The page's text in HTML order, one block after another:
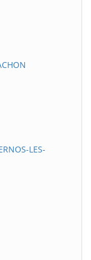
LES-